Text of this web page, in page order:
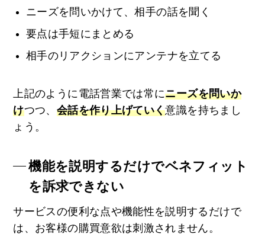
ニーズを問いかけて、相手の話を聞く
要点は手短にまとめる
相手のリアクションにアンテナを立てる
上記のように電話営業では常にニーズを問いか
けつつ、 会話を作り上げていく意識を持ちまし
ょう。
機能を説明するだけでベネフィット
を訴求できない
サービスの便利な点や機能性を説明するだけで
は、お客様の購買意欲は刺激されません。